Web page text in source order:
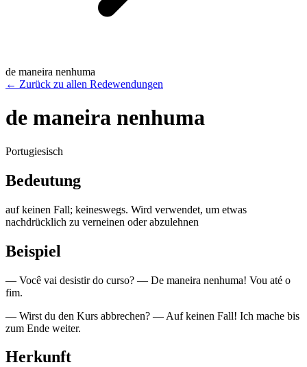
de maneira nenhuma
← Zurück zu allen Redewendungen
de maneira nenhuma
Portugiesisch
Bedeutung
auf keinen Fall; keineswegs. Wird verwendet, um etwas
nachdrücklich zu verneinen oder abzulehnen
Beispiel
— Você vai desistir do curso? — De maneira nenhuma! Vou até o
fim.
— Wirst du den Kurs abbrechen? — Auf keinen Fall! Ich mache bis
zum Ende weiter.
Herkunft